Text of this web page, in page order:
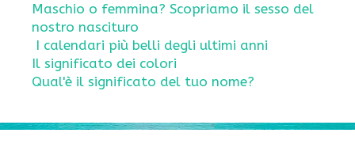
Maschio o femmina? Scopriamo il sesso del
nostro nascituro
I calendari più belli degli ultimi anni
Il significato dei colori
Qual'è il significato del tuo nome?